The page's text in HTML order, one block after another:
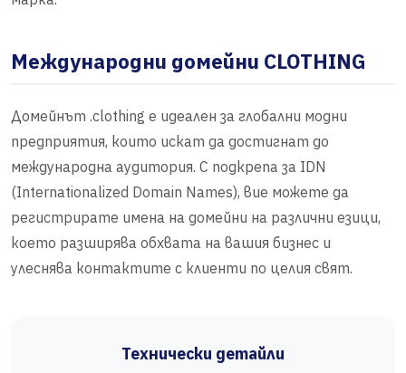
Международни домейни CLOTHING
Домейнът .clothing е идеален за глобални модни
предприятия, които искат да достигнат до
международна аудитория. С подкрепа за IDN
(Internationalized Domain Names), вие можете да
регистрирате имена на домейни на различни езици,
което разширява обхвата на вашия бизнес и
улеснява контактите с клиенти по целия свят.
Технически детайли